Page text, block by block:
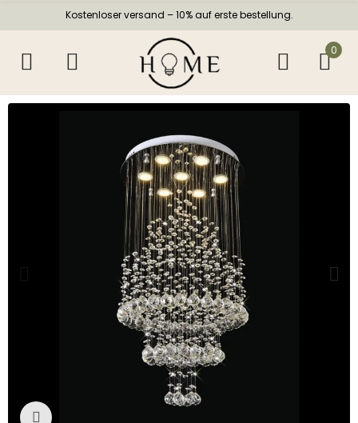
Kostenloser versand – 10% auf erste bestellung.
0